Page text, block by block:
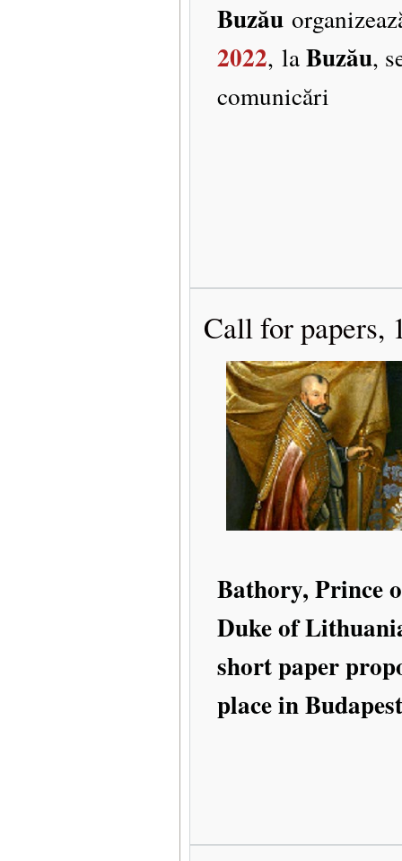
Buzău
2022, laBuzău,
comunicări
Call for papers,
Bathory, Prince
Duke of
short paper
place in